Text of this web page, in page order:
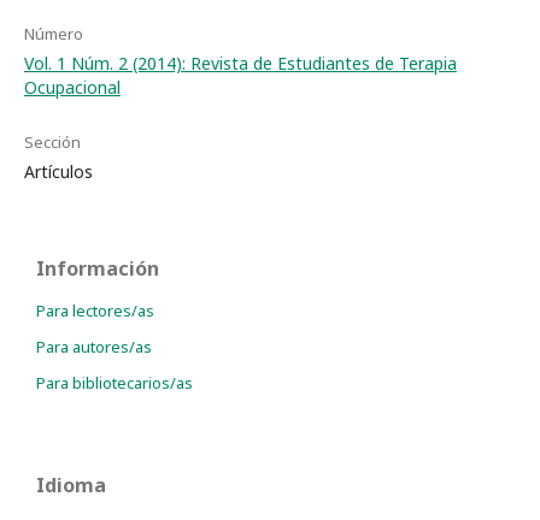
Número
Vol. 1 Núm. 2 (2014): Revista de Estudiantes de Terapia
Ocupacional
Sección
Artículos
Información
Para lectores/as
Para autores/as
Para bibliotecarios/as
Idioma